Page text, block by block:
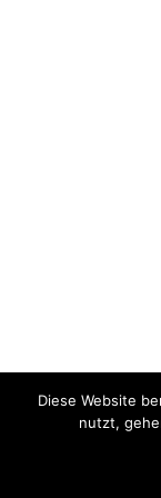
Diese Website
nutzt,